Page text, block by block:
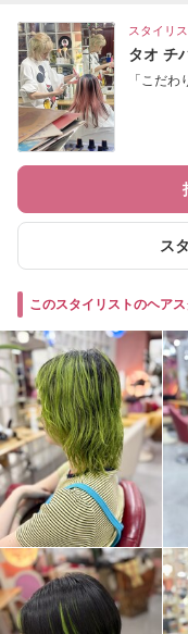
スタイリ
タオ チ
「こだ
ス
このスタイリストのヘア